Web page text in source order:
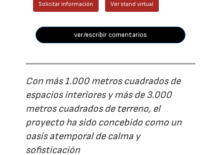
Solicitar información Ver stand virtual
ver/escribir comentarios
Con más 1.000 metros cuadrados de
espacios interiores y más de 3.000
metros cuadrados de terreno, el
proyecto ha sido concebido como un
oasis atemporal de calma y
sofisticación